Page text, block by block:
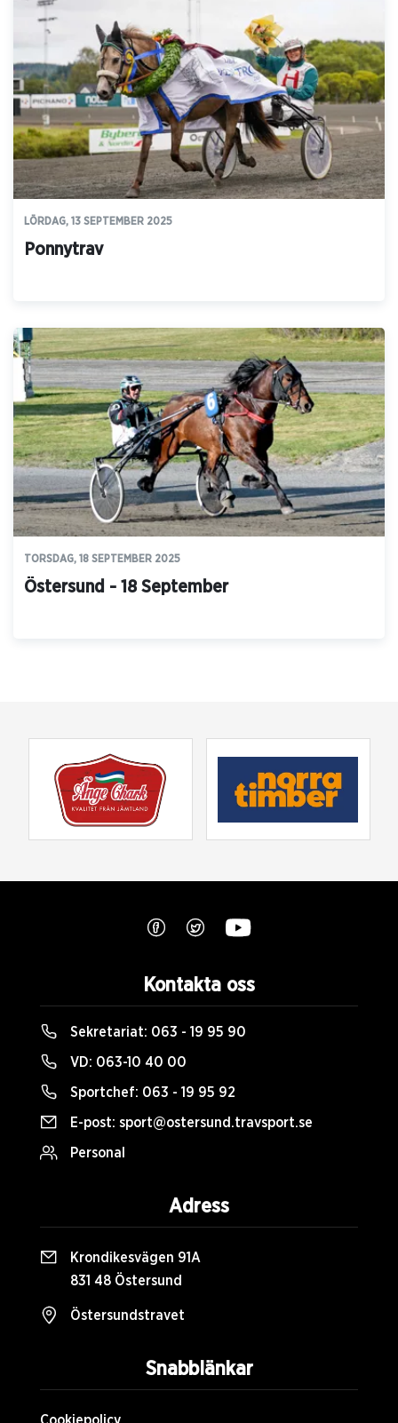
LÖRDAG, 13 SEPTEMBER 2025
Ponnytrav
TORSDAG, 18 SEPTEMBER 2025
Östersund - 18 September
Snabblänkar
Kontakta oss
Sekretariat: 063 - 19 95 90
VD: 063-10 40 00
Sportchef: 063 - 19 95 92
E-post: sport@ostersund.travsport.se
Personal
Adress
Krondikesvägen 91A
831 48 Östersund
Östersundstravet